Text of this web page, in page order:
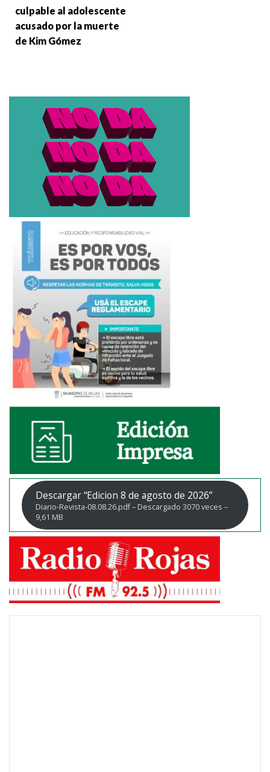
culpable al adolescente
acusado por la muerte
de Kim Gómez
Descargar “Edicion 8 de agosto de 2026”
Diario-Revista-08.08.26.pdf – Descargado 3070 veces –
9,61 MB